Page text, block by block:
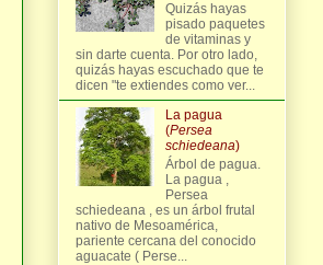
Quizás hayas
pisado paquetes
de vitaminas y
sin darte cuenta. Por otro lado,
quizás hayas escuchado que te
dicen "te extiendes como ver...
La pagua
(Persea
schiedeana)
Árbol de pagua.
La pagua ,
Persea
schiedeana , es un árbol frutal
nativo de Mesoamérica,
pariente cercana del conocido
aguacate ( Perse...